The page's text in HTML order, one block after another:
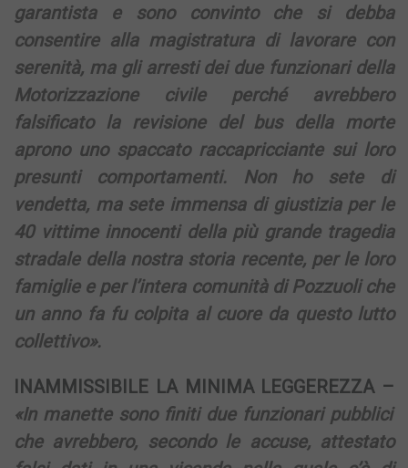
garantista e sono convinto che si debba
consentire alla magistratura di lavorare con
serenità, ma gli arresti dei due funzionari della
Motorizzazione civile perché avrebbero
falsificato la revisione del bus della morte
aprono uno spaccato raccapricciante sui loro
presunti comportamenti. Non ho sete di
vendetta, ma sete immensa di giustizia per le
40 vittime innocenti della più grande tragedia
stradale della nostra storia recente, per le loro
famiglie e per l’intera comunità di Pozzuoli che
un anno fa fu colpita al cuore da questo lutto
collettivo».
INAMMISSIBILE LA MINIMA LEGGEREZZA –
«In manette sono finiti due funzionari pubblici
che avrebbero, secondo le accuse, attestato